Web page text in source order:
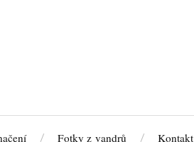
Fotky z vandrů Kontakt